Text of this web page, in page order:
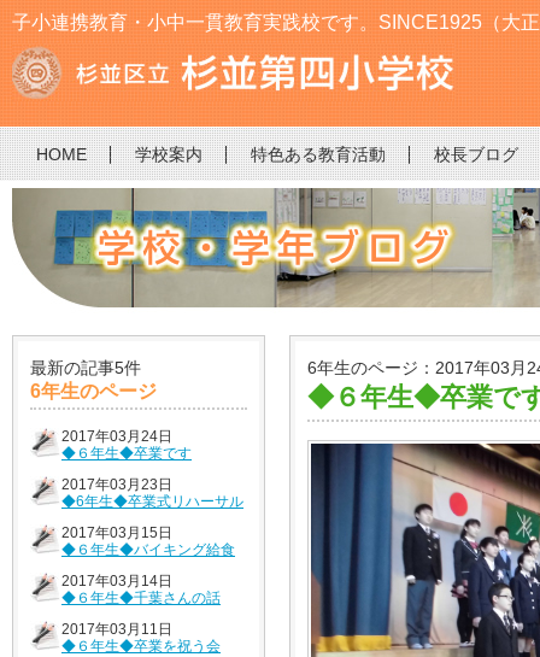
子小連携教育・小中一貫教育実践校です。SINCE1925（大
HOME 学校案内 特色ある教育活動 校長ブログ
最新の記事5件
6年生のページ
2017年03月24日
◆６年生◆卒業です
2017年03月23日
◆6年生◆卒業式リハーサル
2017年03月15日
◆６年生◆バイキング給食
2017年03月14日
◆６年生◆千葉さんの話
2017年03月11日
◆６年生◆卒業を祝う会
6年生のページ：2017年03月
◆６年生◆卒業で